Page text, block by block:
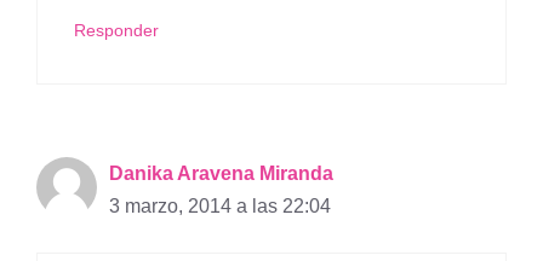
Responder
Danika Aravena Miranda
3 marzo, 2014 a las 22:04